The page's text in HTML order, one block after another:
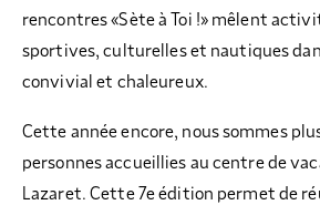
rencontres «Sète à Toi !» mêlent
sportives, culturelles et nautiques
convivial et chaleureux.
Cette année encore, nous sommes
personnes accueillies au centre de
Lazaret. Cette 7e édition permet de